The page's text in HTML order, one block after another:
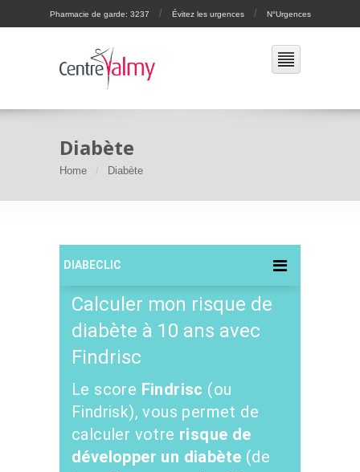
Diabète
Home Diabète
Pharmacie de garde: 3237 / Évitez les urgences / N°Urgences